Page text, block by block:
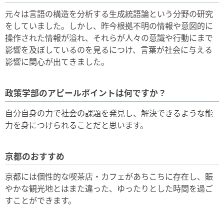
元々は言語の構造を分析する生成統語論という分野の研究
をしていました。しかし、昨今根拠不明の情報や意図的に
操作された情報が溢れ、それらが人々の意識や行動にまで
影響を及ぼしているのを見るにつけ、言葉が社会に与える
影響に関心が出てきました。
政策学部のアピールポイントは何ですか？
自分自身の力で社会の課題を発見し、解決できるような能
力を身につけられることだと思います。
京都のおすすめ
京都には個性的な喫茶店・カフェがあちこちに存在し、賑
やかな観光地とはまた違った、ゆったりとした時間を過ご
すことができます。